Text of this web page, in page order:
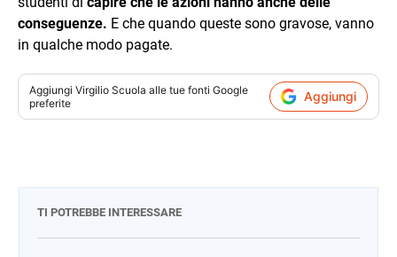
conseguenze. E che quando queste sono gravose, vanno
in qualche modo pagate.
Aggiungi Virgilio Scuola alle tue fonti Google
preferite
Aggiungi
TI POTREBBE INTERESSARE